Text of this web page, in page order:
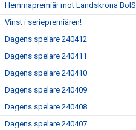
Hemmapremiär mot Landskrona BoIS
Vinst i seriepremiären!
Dagens spelare 240412
Dagens spelare 240411
Dagens spelare 240410
Dagens spelare 240409
Dagens spelare 240408
Dagens spelare 240407